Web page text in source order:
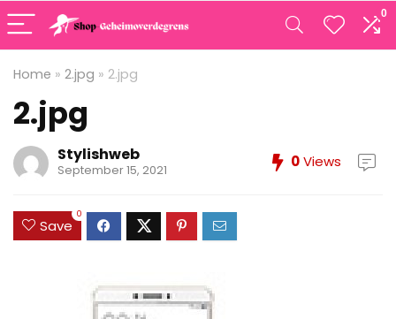
0
Home » 2.jpg » 2.jpg
2.jpg
Stylishweb
September 15, 2021 0Views
Save
0